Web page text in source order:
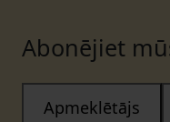
Abonējiet
Apmeklētājs